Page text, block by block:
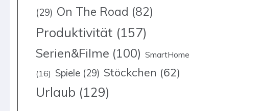
(29) On The Road (82)
Produktivität (157)
Serien&Filme (100) SmartHome
(16) Spiele (29) Stöckchen (62)
Urlaub (129)